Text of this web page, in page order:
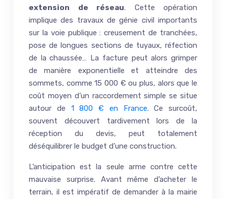
extension de réseau. Cette opération
implique des travaux de génie civil importants
sur la voie publique : creusement de tranchées,
pose de longues sections de tuyaux, réfection
de la chaussée… La facture peut alors grimper
de manière exponentielle et atteindre des
sommets, comme 15 000 € ou plus, alors que le
coût moyen d’un raccordement simple se situe
autour de 1 800 € en France. Ce surcoût,
souvent découvert tardivement lors de la
réception du devis, peut totalement
déséquilibrer le budget d’une construction.
L’anticipation est la seule arme contre cette
mauvaise surprise. Avant même d’acheter le
terrain, il est impératif de demander à la mairie